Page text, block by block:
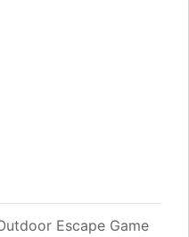
Escape Game